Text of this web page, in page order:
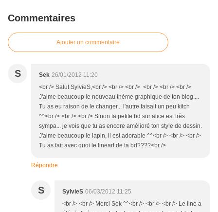
Commentaires
Ajouter un commentaire
S Sek 26/01/2012 11:20
<br /> Salut SylvieS,<br /> <br /> <br /> <br /> <br /> <br />
J'aime beaucoup le nouveau thème graphique de ton blog....
Tu as eu raison de le changer... l'autre faisait un peu kitch
^^<br /> <br /> <br /> Sinon ta petite bd sur alice est très
sympa... je vois que tu as encore amélioré ton style de dessin.
J'aime beaucoup le lapin, il est adorable ^^<br /> <br /> <br />
Tu as fait avec quoi le lineart de ta bd????<br />
Répondre
S SylvieS 06/03/2012 11:25
<br /> <br /> Merci Sek ^^<br /> <br /> <br /> Le line a